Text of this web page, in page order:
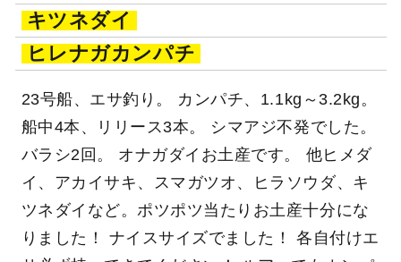
キツネダイ
ヒレナガカンパチ
23号船、エサ釣り。 カンパチ、1.1kg～3.2kg。
船中4本、リリース3本。 シマアジ不発でした。
バラシ2回。 オナガダイお土産です。 他ヒメダ
イ、アカイサキ、スマガツオ、ヒラソウダ、キ
ツネダイなど。ポツポツ当たりお土産十分にな
りました！ ナイスサイズでました！ 各自付けエ